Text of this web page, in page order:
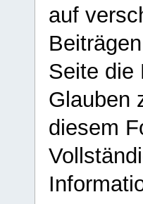
auf
Seite die
Glauben
diesem